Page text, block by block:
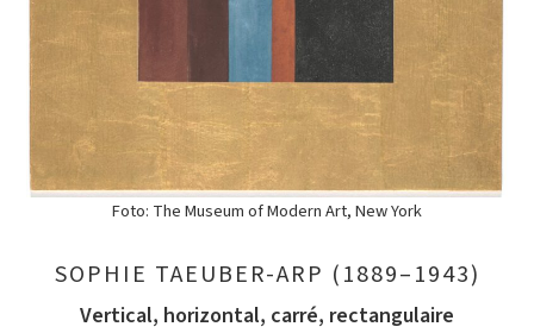
Foto: The Museum of Modern Art, New York
SOPHIE TAEUBER-ARP (1889–1943)
Vertical, horizontal, carré, rectangulaire